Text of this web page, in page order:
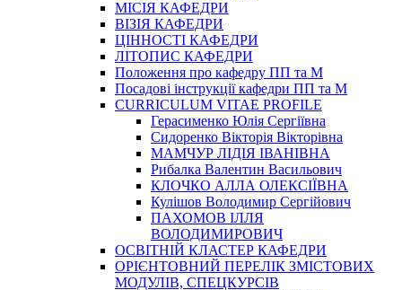
МІСІЯ КАФЕДРИ
ВІЗІЯ КАФЕДРИ
ЦІННОСТІ КАФЕДРИ
ЛІТОПИС КАФЕДРИ
Положення про кафедру ПП та М
Посадові інструкції кафедри ПП та М
CURRICULUM VITAE PROFILE
Герасименко Юлія Сергіївна
Сидоренко Вікторія Вікторівна
МАМЧУР ЛІДІЯ ІВАНІВНА
Рибалка Валентин Васильович
КЛОЧКО АЛЛА ОЛЕКСІЇВНА
Кулішов Володимир Сергійович
ПАХОМОВ ІЛЛЯ
ВОЛОДИМИРОВИЧ
ОСВІТНІЙ КЛАСТЕР КАФЕДРИ
ОРІЄНТОВНИЙ ПЕРЕЛІК ЗМІСТОВИХ
МОДУЛІВ, СПЕЦКУРСІВ